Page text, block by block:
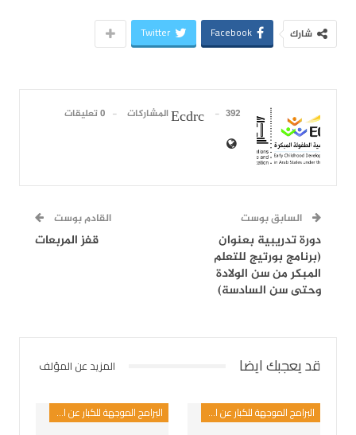
شارك Facebook
Twitter
Ecdrc 392 المشاركات 0 تعليقات
السابق بوست
دورة تدريبية بعنوان
(برنامج بورتيج للتعلم
المبكر من سن الولادة
وحتى سن السادسة)
القادم بوست
قفز المربعات
قد يعجبك ايضا المزيد عن المؤلف
البرامج الموجهة للكبار عن الطفل البرامج الموجهة للكبار عن الطفل